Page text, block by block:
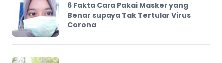
6 Fakta Cara Pakai Masker yang
Benar supaya Tak Tertular Virus
Corona